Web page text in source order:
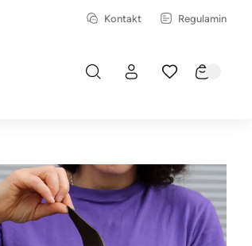
Kontakt Regulamin